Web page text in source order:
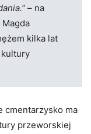
– na
kilka lat
cmentarzysko ma
przeworskiej